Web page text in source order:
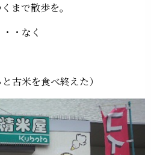
まで散歩を。
・なく
古米を食べ終えた）